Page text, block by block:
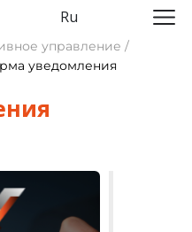
Ru
управление /
уведомления